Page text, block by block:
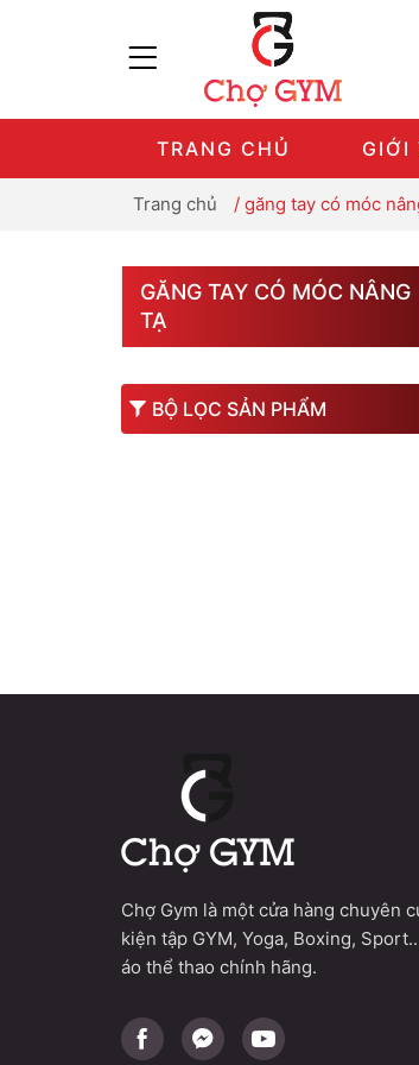
TRANG CHỦ GIỚI
Trang chủ / găng tay có móc
GĂNG TAY CÓ MÓC NÂNG
TẠ
BỘ LỌC SẢN PHẨM
Chợ Gym là một cửa hàng chuyên
kiện tập GYM, Yoga, Boxing,
áo thể thao chính hãng.